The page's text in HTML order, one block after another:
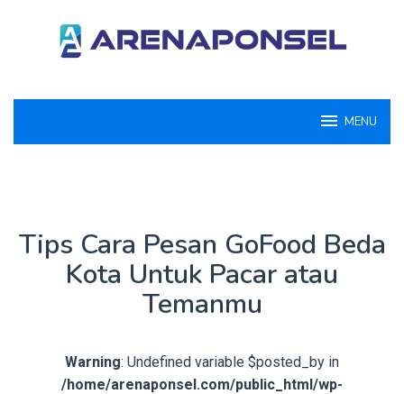
MENU
Tips Cara Pesan GoFood Beda
Kota Untuk Pacar atau
Temanmu
Warning: Undefined variable $posted_by in
/home/arenaponsel.com/public_html/wp-